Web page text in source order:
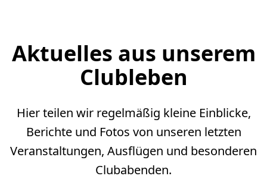
Aktuelles aus unserem
Clubleben
Hier teilen wir regelmäßig kleine Einblicke,
Berichte und Fotos von unseren letzten
Veranstaltungen, Ausflügen und besonderen
Clubabenden.